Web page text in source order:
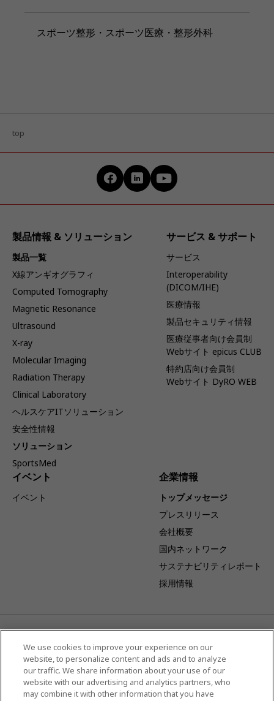
スポーツ整形・スポーツ医療・整形外科
top
製品情報 & ソリューション
製品一覧
X線アンギオグラフィ
Computed Tomography
Magnetic Resonance
Ultrasound
X-ray
Molecular Imaging
Radiation Therapy
Clinical Laboratory
ヘルスケアITソリューション
安全性情報
ソリューション
SportsMed
サービス & サポート
サービス
Interoperability
(DICOM/IHE)
医療情報
製品セキュリティ情報
医療従事者向け会員制
Webサイト epicus CLUB
特約店向け会員制
Webサイト DyRO WEB
イベント
イベント
企業情報
トップメッセージ
プレスリリース
会社概要
国内ネットワーク
サステナビリティレポート
採用情報
事業体制変更のお知らせ：キヤノンを吸収分割承継会社とし当社
を吸収分割会社とする吸収分割契約が締結され、2026年4月1日
より当社は日本国内における販売及びサービスに特化した事業体
として、その事業を展開してまいります。
We use cookies to improve your experience on our
website, to personalize content and ads and to analyze
our traffic. We share information about your use of our
website with our advertising and analytics partners, who
may combine it with other information that you have